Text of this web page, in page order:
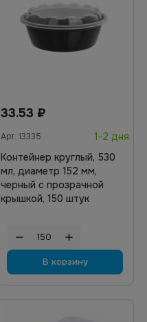
33.53 ₽
Арт. 13335
1-2 дня
Контейнер круглый, 530
мл, диаметр 152 мм,
черный с прозрачной
крышкой, 150 штук
В корзину